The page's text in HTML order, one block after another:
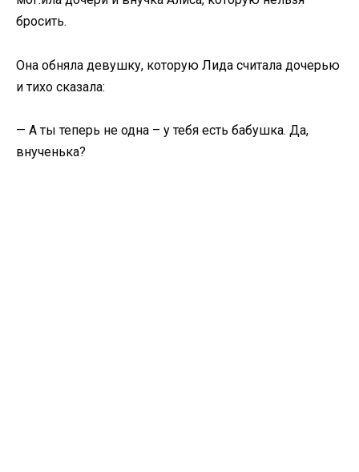
бросить.
Она обняла девушку, которую Лида считала дочерью
и тихо сказала:
— А ты теперь не одна – у тебя есть бабушка. Да,
внученька?